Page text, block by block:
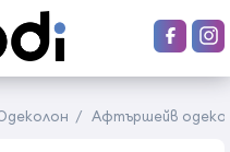
/ Афтършейв